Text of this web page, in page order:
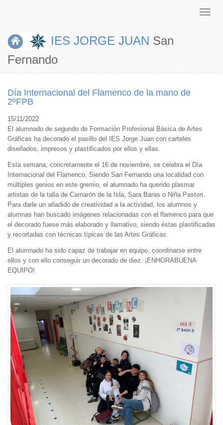
IES JORGE JUAN San
Fernando
Día Internacional del Flamenco de la mano de
2ºFPB
15/11/2022
El alumnado de segundo de Formación Profesional Básica de Artes
Gráficas ha decorado el pasillo del IES Jorge Juan con carteles
diseñados, impresos y plastificados por ellos y ellas.
Esta semana, concretamente el 16 de noviembre, se celebra el Día
Internacional del Flamenco. Siendo San Fernando una localidad con
múltiples genios en este gremio, el alumnado ha querido plasmar
artistas de la talla de Camarón de la Isla, Sara Baras o Niña Pastori.
Para darle un añadido de creatividad a la actividad, los alumnos y
alumnas han buscado imágenes relacionadas con el flamenco para que
el decorado fuese más elaborado y llamativo, siendo éstas plastificadas
y recortadas con técnicas típicas de las Artes Gráficas.
El alumnado ha sido capaz de trabajar en equipo, coordinarse entre
ellos y con ello conseguir un decorado de diez. ¡ENHORABUENA
EQUIPO!